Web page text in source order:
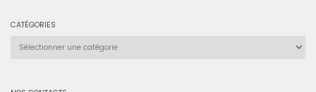
CATÉGORIES
Catégories